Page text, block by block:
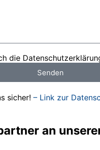
die
Senden
sicher! – Link zur
an